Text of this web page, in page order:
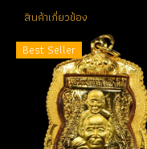
สินค้าเกี่ยวข้อง
Best Seller